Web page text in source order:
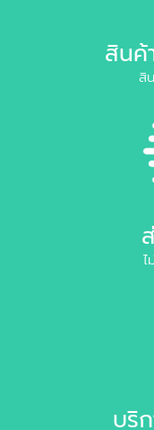
สินค้
สิ
ไ
บริ